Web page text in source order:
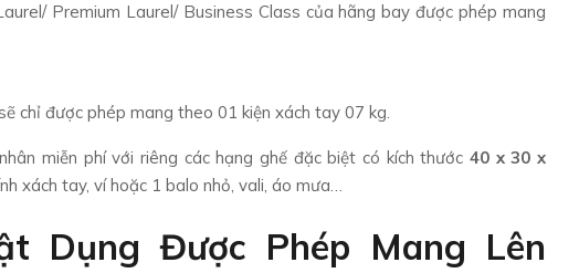
Premium Laurel/ Business Class của hãng bay được phép mang
chỉ được phép mang theo 01 kiện xách tay 07 kg.
miễn phí với riêng các hạng ghế đặc biệt có kích thước 40 x 30 x
xách tay, ví hoặc 1 balo nhỏ, vali, áo mưa…
Dụng Được Phép Mang Lên